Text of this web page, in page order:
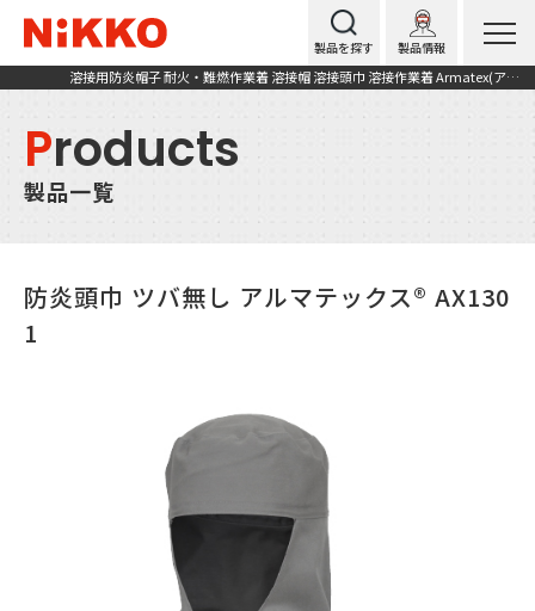
製品を探す 製品情報
溶接用防炎帽子 耐火・難燃作業着 溶接帽 溶接頭巾 溶接作業着 Armatex(アルマテックス) AX1301 防炎頭巾 ツバ無し
Products
製品一覧
防炎頭巾 ツバ無し アルマテックス® AX130
1